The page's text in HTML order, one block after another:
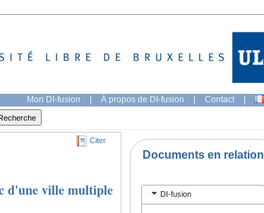
Mon DI-fusion | À propos de DI-fusion | Contact |
Citer
d'une ville multiple
Documents en relation
DI-fusion